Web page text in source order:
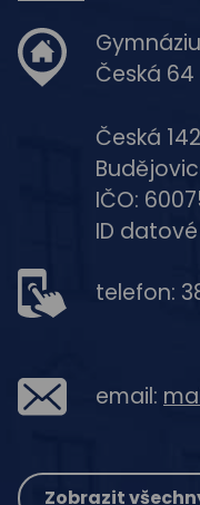
Česká 64
Česká
IČO:
ID
telefon:
email:
Zobrazit